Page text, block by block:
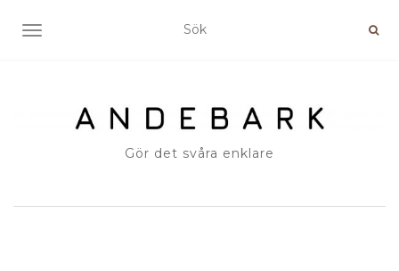
SLÅ PÅ/AV NAVIGERING
Gör det svåra enklare